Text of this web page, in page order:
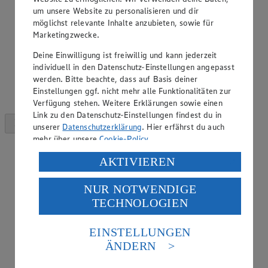
um unsere Website zu personalisieren und dir
möglichst relevante Inhalte anzubieten, sowie für
Marketingzwecke.
Deine Einwilligung ist freiwillig und kann jederzeit
individuell in den Datenschutz-Einstellungen angepasst
werden. Bitte beachte, dass auf Basis deiner
Einstellungen ggf. nicht mehr alle Funktionalitäten zur
Verfügung stehen. Weitere Erklärungen sowie einen
Link zu den Datenschutz-Einstellungen findest du in
unserer Datenschutzerklärung. Hier erfährst du auch
mehr über unsereCookie-Policy.
Verarbeitung deiner personenbezogenen Daten in den
USA durch Facebook und YouTube:
Wenn du auf „Aktivieren“ klickst, willigst du im Sinne
des Art. 49 Abs. 1 Satz 1 lit. a) DSGVO ein, dass deine
Daten in den USA verarbeitet werden. Der EuGH sieht
die USA als Land mit einem nach europäischen
Standards nicht angemessenen Datenschutzniveau an.
Es besteht das Risiko eines Zugriffs durch US-
AKTIVIEREN
NUR NOTWENDIGE
TECHNOLOGIEN
EINSTELLUNGEN
ÄNDERN